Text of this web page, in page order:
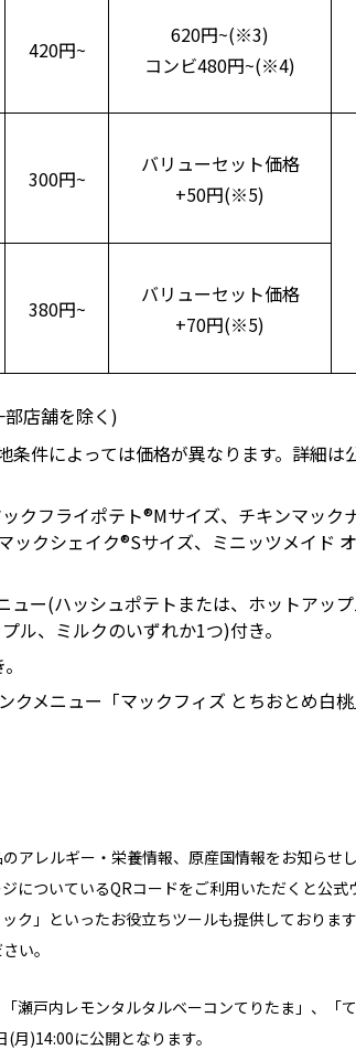
420円~
620円~(※3)
コンビ480円~(※4)
300円~
バリューセット価格
+50円(※5)
380円~
バリューセット価格
+70円(※5)
店舗を除く)
件によっては価格が異なります。詳細
クフライポテト®Mサイズ、チキンマック
ックシェイク®Sサイズ、ミニッツメイド
ー(ハッシュポテトまたは、ホットアッ
ル、ミルクのいずれか1つ)付き。
メニュー「マックフィズ とちおとめ白
アレルギー・栄養情報、原産国情報をお知らせし
についているQRコードをご利用いただくと公
ク」といったお役立ちツールも提供しており
い。
瀬戸内レモンタルタルベーコンてりたま」、「
)14:00に公開となります。